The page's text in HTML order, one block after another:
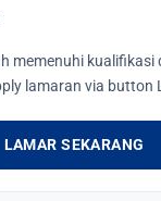
memenuhi kualifikasi
lamaran via button
LAMAR SEKARANG